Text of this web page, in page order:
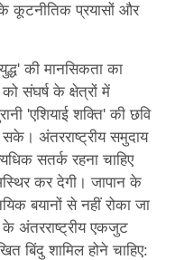
कूटनीतिक प्रयासों और
की मानसिकता का
संघर्ष के क्षेत्रों में
'एशियाई शक्ति' की छवि
अंतरराष्ट्रीय समुदाय
सतर्क रहना चाहिए
कर देगी। जापान के
बयानों से नहीं रोका जा
अंतरराष्ट्रीय एकजुट
बिंदु शामिल होने चाहिए: